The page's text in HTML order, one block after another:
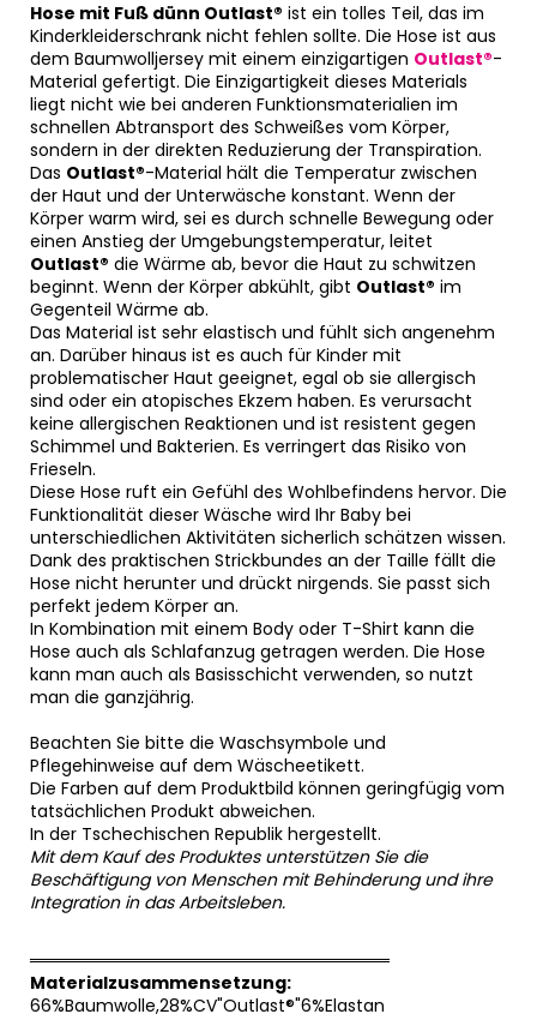
Hose mit Fuß dünn Outlast® ist ein tolles Teil, das im
Kinderkleiderschrank nicht fehlen sollte. Die Hose ist aus
dem Baumwolljersey mit einem einzigartigen Outlast®-
Material gefertigt. Die Einzigartigkeit dieses Materials
liegt nicht wie bei anderen Funktionsmaterialien im
schnellen Abtransport des Schweißes vom Körper,
sondern in der direkten Reduzierung der Transpiration.
Das Outlast®-Material hält die Temperatur zwischen
der Haut und der Unterwäsche konstant. Wenn der
Körper warm wird, sei es durch schnelle Bewegung oder
einen Anstieg der Umgebungstemperatur, leitet
Outlast® die Wärme ab, bevor die Haut zu schwitzen
beginnt. Wenn der Körper abkühlt, gibt Outlast® im
Gegenteil Wärme ab.
Das Material ist sehr elastisch und fühlt sich angenehm
an. Darüber hinaus ist es auch für Kinder mit
problematischer Haut geeignet, egal ob sie allergisch
sind oder ein atopisches Ekzem haben. Es verursacht
keine allergischen Reaktionen und ist resistent gegen
Schimmel und Bakterien. Es verringert das Risiko von
Frieseln.
Diese Hose ruft ein Gefühl des Wohlbefindens hervor. Die
Funktionalität dieser Wäsche wird Ihr Baby bei
unterschiedlichen Aktivitäten sicherlich schätzen wissen.
Dank des praktischen Strickbundes an der Taille fällt die
Hose nicht herunter und drückt nirgends. Sie passt sich
perfekt jedem Körper an.
In Kombination mit einem Body oder T-Shirt kann die
Hose auch als Schlafanzug getragen werden. Die Hose
kann man auch als Basisschicht verwenden, so nutzt
man die ganzjährig.
Beachten Sie bitte die Waschsymbole und
Pflegehinweise auf dem Wäscheetikett.
Die Farben auf dem Produktbild können geringfügig vom
tatsächlichen Produkt abweichen.
In der Tschechischen Republik hergestellt.
Mit dem Kauf des Produktes unterstützen Sie die
Beschäftigung von Menschen mit Behinderung und ihre
Integration in das Arbeitsleben.
══════════════════════════════
Materialzusammensetzung:
66%Baumwolle,28%CV"Outlast®"6%Elastan